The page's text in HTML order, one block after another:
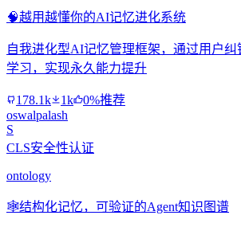
🧠越用越懂你的AI记忆进化系统
自我进化型AI记忆管理框架，通过用户纠
学习，实现永久能力提升
178.1k 1k
0%推荐
oswalpalash
S
CLS安全性认证
ontology
🕸️结构化记忆，可验证的Agent知识图谱